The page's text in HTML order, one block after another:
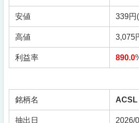
安値 339円
高値 3,075
利益率 890.0
銘柄名
抽出日 2026/